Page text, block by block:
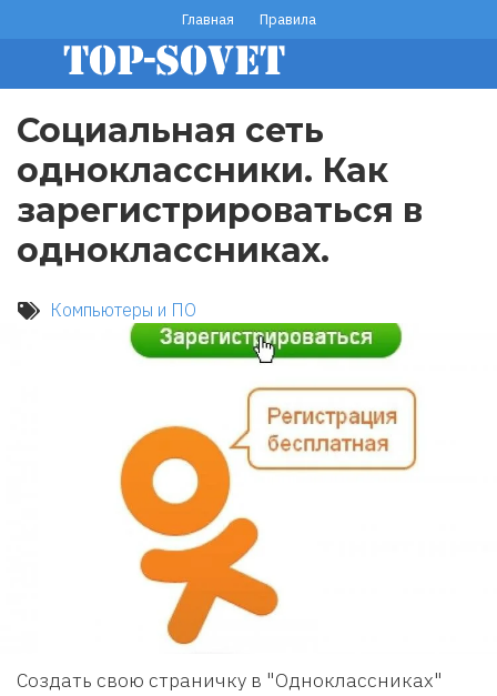
основному
содержанию
footer
menu
Главная Правила
Социальная сеть
одноклассники. Как
зарегистрироваться в
одноклассниках.
Компьютеры и ПО
Создать свою страничку в "Одноклассниках"